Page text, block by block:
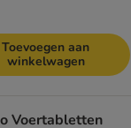
Toevoegen aan
winkelwagen
Voertabletten